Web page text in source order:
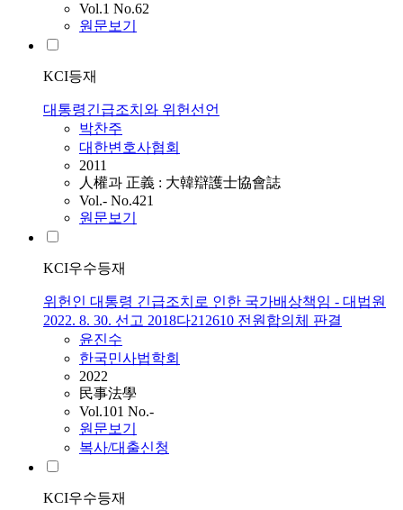
Vol.1 No.62
원문보기
KCI등재
대통령긴급조치와 위헌선언
박찬주
대한변호사협회
2011
人權과 正義 : 大韓辯護士協會誌
Vol.- No.421
원문보기
KCI우수등재
위헌인 대통령 긴급조치로 인한 국가배상책임 - 대법원
2022. 8. 30. 선고 2018다212610 전원합의체 판결
윤진수
한국민사법학회
2022
民事法學
Vol.101 No.-
원문보기
복사/대출신청
KCI우수등재